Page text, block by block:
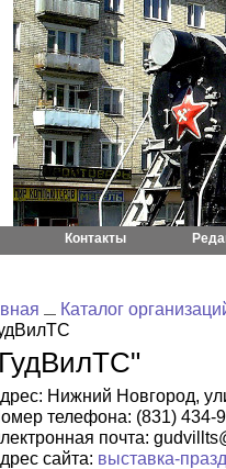
Контакты
Каталог
Нижний Новгород,
телефона: (831) 434-
почта:
сайта: выставка-